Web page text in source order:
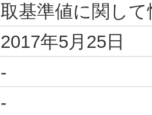
取基準値に関し
2017年5月25日
-
-